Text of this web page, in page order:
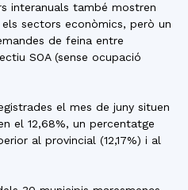
interanuals també mostren
sectors econòmics, però un
de feina entre
SOA (sense ocupació
el mes de juny situen
el 12,68%, un percentatge
al provincial (12,17%) i al